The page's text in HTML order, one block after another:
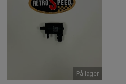
På lager